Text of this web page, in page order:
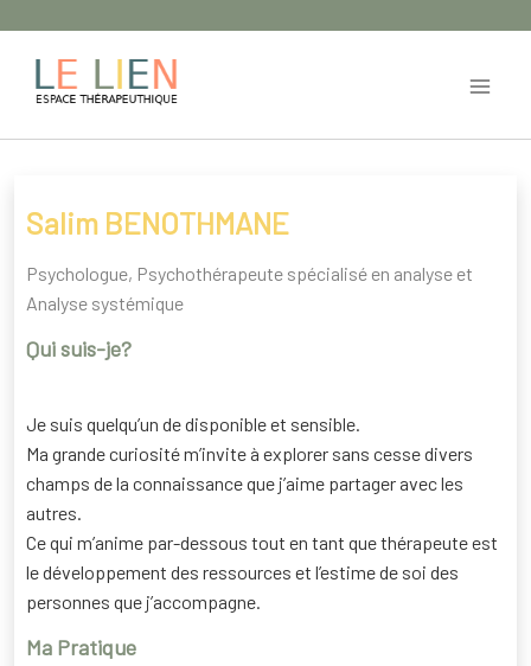
contenu
Salim BENOTHMANE
Psychologue, Psychothérapeute spécialisé en analyse et
Analyse systémique
Qui suis-je?
Je suis quelqu’un de disponible et sensible.
Ma grande curiosité m’invite à explorer sans cesse divers
champs de la connaissance que j’aime partager avec les
autres.
Ce qui m’anime par-dessous tout en tant que thérapeute est
le développement des ressources et l’estime de soi des
personnes que j’accompagne.
Ma Pratique